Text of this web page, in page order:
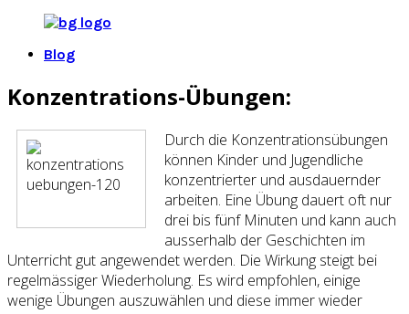
Blog
Konzentrations-Übungen:
Durch die Konzentrationsübungen
können Kinder und Jugendliche
konzentrierter und ausdauernder
arbeiten. Eine Übung dauert oft nur
drei bis fünf Minuten und kann auch
ausserhalb der Geschichten im
Unterricht gut angewendet werden. Die Wirkung steigt bei
regelmässiger Wiederholung. Es wird empfohlen, einige
wenige Übungen auszuwählen und diese immer wieder